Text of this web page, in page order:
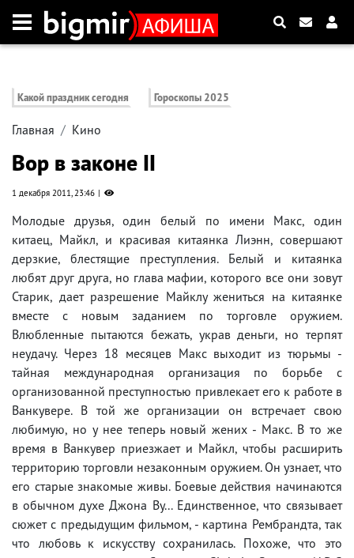
Какой праздник сегодня Гороскопы 2025
Главная Кино
Вор в законе II
1 декабря 2011, 23:46
Молодые друзья, один белый по имени Макс, один
китаец, Майкл, и красивая китаянка Лиэнн, совершают
дерзкие, блестящие преступления. Белый и китаянка
любят друг друга, но глава мафии, которого все они зовут
Старик, дает разрешение Майклу жениться на китаянке
вместе с новым заданием по торговле оружием.
Влюбленные пытаются бежать, украв деньги, но терпят
неудачу. Через 18 месяцев Макс выходит из тюрьмы -
тайная международная организация по борьбе с
организованной преступностью привлекает его к работе в
Ванкувере. В той же организации он встречает свою
любимую, но у нее теперь новый жених - Макс. В то же
время в Ванкувер приезжает и Майкл, чтобы расширить
территорию торговли незаконным оружием. Он узнает, что
его старые знакомые живы. Боевые действия начинаются
в обычном духе Джона Ву... Единственное, что связывает
сюжет с предыдущим фильмом, - картина Рембрандта, так
что любовь к искусству сохранилась. Похоже, что это